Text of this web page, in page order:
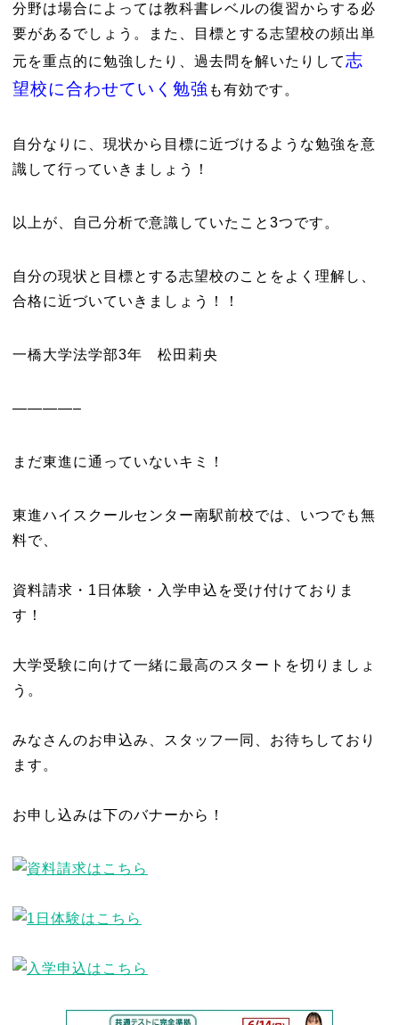
分野は場合によっては教科書レベルの復習からする必
要があるでしょう。また、目標とする志望校の頻出単
元を重点的に勉強したり、過去問を解いたりして志
望校に合わせていく勉強 も有効です。
自分なりに、現状から目標に近づけるような勉強を意
識して行っていきましょう！
以上が、自己分析で意識していたこと3つです。
自分の現状と目標とする志望校のことをよく理解し、
合格に近づいていきましょう！！
一橋大学法学部3年 松田莉央
————–
まだ東進に通っていないキミ！
東進ハイスクールセンター南駅前校では、いつでも無
料で、
資料請求・1日体験・入学申込を受け付けておりま
す！
大学受験に向けて一緒に最高のスタートを切りましょ
う。
みなさんのお申込み、スタッフ一同、お待ちしており
ます。
お申し込みは下のバナーから！